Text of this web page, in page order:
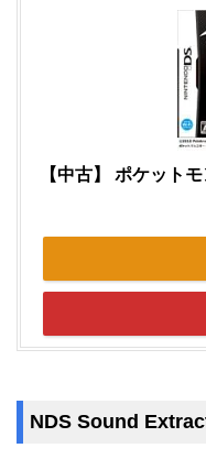
【中古】 ポケット
NDS Sound